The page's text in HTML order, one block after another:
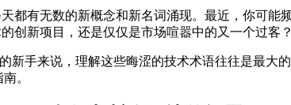
都有无数的新概念和新名词涌现。最近，你可能
创新项目，还是仅仅是市场喧嚣中的又一个过客？
新手来说，理解这些晦涩的技术术语往往是最
南。